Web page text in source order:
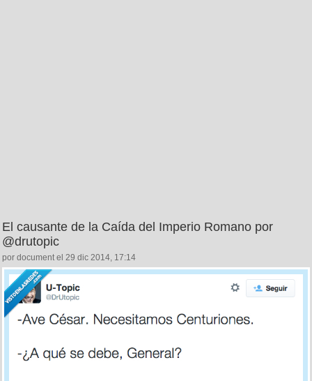
El causante de la Caída del Imperio Romano por
@drutopic
por document el 29 dic 2014, 17:14